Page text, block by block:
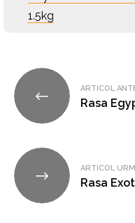
1.5kg
Navigare
în
articole
ARTICOL
Rasa
ARTICOL
Rasa